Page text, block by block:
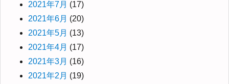
2021年7月 (17)
2021年6月 (20)
2021年5月 (13)
2021年4月 (17)
2021年3月 (16)
2021年2月 (19)